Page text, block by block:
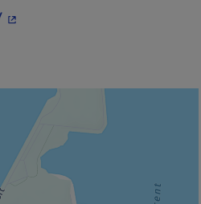
- Cet hyperlien s'ouvrira dans